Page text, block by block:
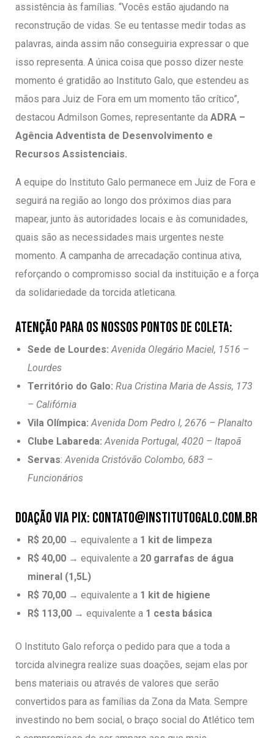
assistência às famílias. “Vocês estão ajudando na
reconstrução de vidas. Se eu tentasse medir todas as
palavras, ainda assim não conseguiria expressar o que
isso representa. A única coisa que posso dizer neste
momento é gratidão ao Instituto Galo, que estendeu as
mãos para Juiz de Fora em um momento tão crítico”,
destacou Admilson Gomes, representante da ADRA –
Agência Adventista de Desenvolvimento e
Recursos Assistenciais.
A equipe do Instituto Galo permanece em Juiz de Fora e
seguirá na região ao longo dos próximos dias para
mapear, junto às autoridades locais e às comunidades,
quais são as necessidades mais urgentes neste
momento. A campanha de arrecadação continua ativa,
reforçando o compromisso social da instituição e a força
da solidariedade da torcida atleticana.
Atenção para os nossos Pontos de coleta:
Sede de Lourdes: Avenida Olegário Maciel, 1516 –
Lourdes
Território do Galo: Rua Cristina Maria de Assis, 173
– Califórnia
Vila Olímpica:Avenida Dom Pedro I, 2676 – Planalto
Clube Labareda:Avenida Portugal, 4020 – Itapoã
Servas:Avenida Cristóvão Colombo, 683 –
Funcionários
DOAÇÃO VIA PIX: contato@institutogalo.com.br
R$ 20,00 → equivalente a 1 kit de limpeza
R$ 40,00 → equivalente a 20 garrafas de água
mineral (1,5L)
R$ 70,00 → equivalente a 1 kit de higiene
R$ 113,00 → equivalente a 1 cesta básica
O Instituto Galo reforça o pedido para que a toda a
torcida alvinegra realize suas doações, sejam elas por
bens materiais ou através de valores que serão
convertidos para as famílias da Zona da Mata. Sempre
investindo no bem social, o braço social do Atlético tem